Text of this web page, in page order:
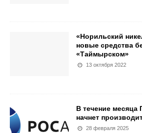
«Норильский
новые средства
«Таймырском»
13 октября 2022
В течение месяца
начнет
28 февраля 2025